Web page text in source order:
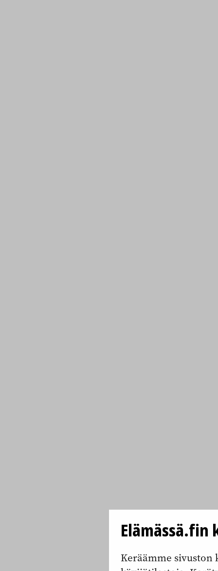
Keräämme sivuston